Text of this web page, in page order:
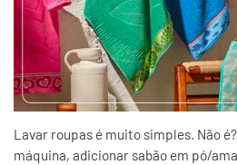
Lavar roupas é muito simples. Não
máquina, adicionar sabão em pó/